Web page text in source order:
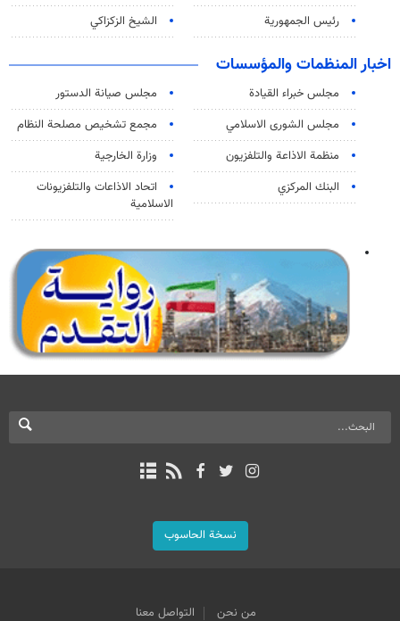
رئيس الجمهورية
الشيخ الزكزاكي
اخبار المنظمات والمؤسسات
مجلس خبراء القيادة
مجلس صيانة الدستور
مجلس الشورى الاسلامي
مجمع تشخيص مصلحة النظام
منظمة الاذاعة والتلفزیون
وزارة الخارجية
البنك المركزي
اتحاد الاذاعات والتلفزيونات
الاسلامية
نسخة الحاسوب
من نحن التواصل معنا